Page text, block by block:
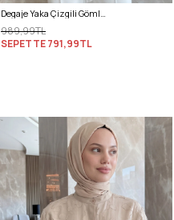
Degaje Yaka Çizgili Gömlek Y0121 - LACİVERT
989,99TL
SEPETTE791,99TL